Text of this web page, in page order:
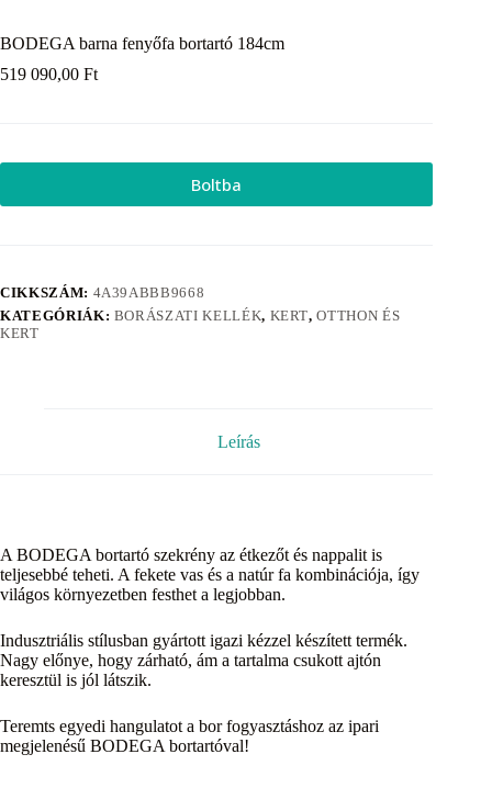
BODEGA barna fenyőfa bortartó 184cm
519 090,00 Ft
Boltba
CIKKSZÁM: 4A39ABBB9668
KATEGÓRIÁK: BORÁSZATI KELLÉK, KERT,OTTHON ÉS
KERT
Leírás
A BODEGA bortartó szekrény az étkezőt és nappalit is
teljesebbé teheti. A fekete vas és a natúr fa kombinációja, így
világos környezetben festhet a legjobban.
Indusztriális stílusban gyártott igazi kézzel készített termék.
Nagy előnye, hogy zárható, ám a tartalma csukott ajtón
keresztül is jól látszik.
Teremts egyedi hangulatot a bor fogyasztáshoz az ipari
megjelenésű BODEGA bortartóval!